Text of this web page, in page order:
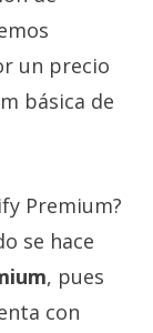
un precio
básica de
Premium?
se hace
, pues
con